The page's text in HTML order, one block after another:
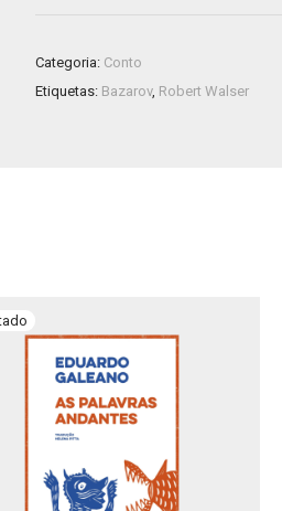
Categoria: Conto
Etiquetas: Bazarov, Robert Walser